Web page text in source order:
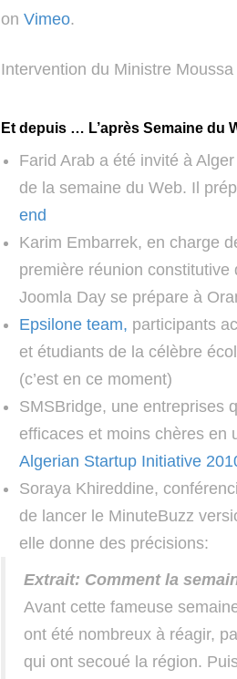
on Vimeo.
Intervention du Ministre
Et depuis … L’après Semaine du
Farid Arab a été invité à
de la semaine du Web. Il
end
Karim Embarrek, en charge
première réunion constitutive
Joomla Day se prépare à
Epsilone team, participants
et étudiants de la célèbre
(c’est en ce moment)
SMSBridge, une entreprises
efficaces et moins chères en
Algerian Startup Initiative
Soraya Khireddine,
de lancer le MinuteBuzz
elle donne des précisions:
Extrait: Comment la
Avant cette fameuse
ont été nombreux à réagir,
qui ont secoué la région.